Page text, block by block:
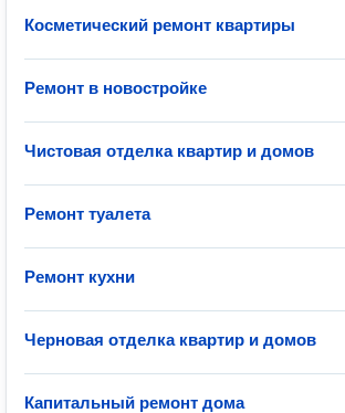
Косметический ремонт квартиры
Ремонт в новостройке
Чистовая отделка квартир и домов
Ремонт туалета
Ремонт кухни
Черновая отделка квартир и домов
Капитальный ремонт дома